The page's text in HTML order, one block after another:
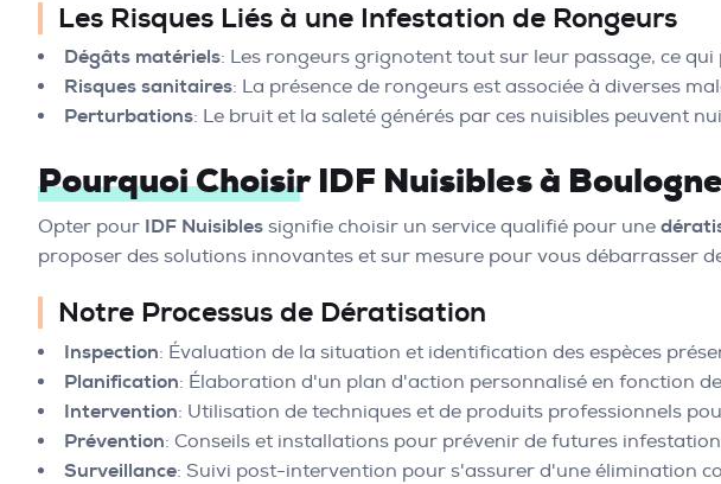
Les Risques Liés à une Infestation de Rongeurs
Dégâts matériels: Les rongeurs grignotent tout sur leur passage, ce
Risques sanitaires: La présence de rongeurs est associée à diverses
Perturbations: Le bruit et la saleté générés par ces nuisibles peuvent
Pourquoi Choisir IDF Nuisibles à
Opter pour IDF Nuisibles signifie choisir un service qualifié pour une
proposer des solutions innovantes et sur mesure pour vous débarrasser
Notre Processus de Dératisation
Inspection: Évaluation de la situation et identification des espèces
Planification: Élaboration d'un plan d'action personnalisé en fonction
Intervention: Utilisation de techniques et de produits professionnels
Prévention: Conseils et installations pour prévenir de futures
Surveillance: Suivi post-intervention pour s'assurer d'une élimination